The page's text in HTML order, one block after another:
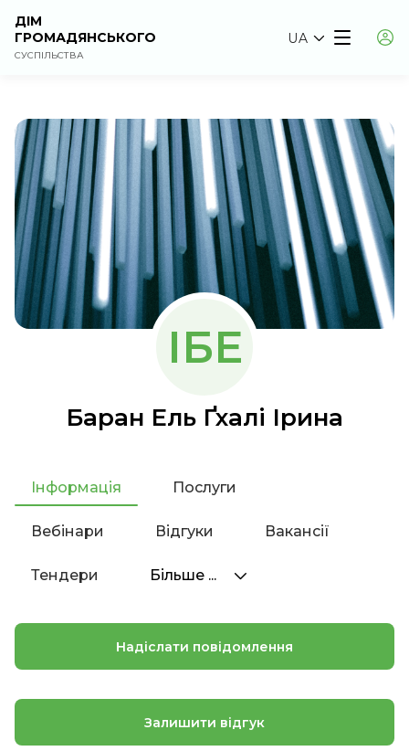
ДІМ
ГРОМАДЯНСЬКОГО
СУСПІЛЬСТВА
UA
ІБЕ
Баран Ель Ґхалі Ірина
Інформація Послуги
Вебінари Відгуки Вакансії
Тендери Більше ...
Надіслати повідомлення
Залишити відгук